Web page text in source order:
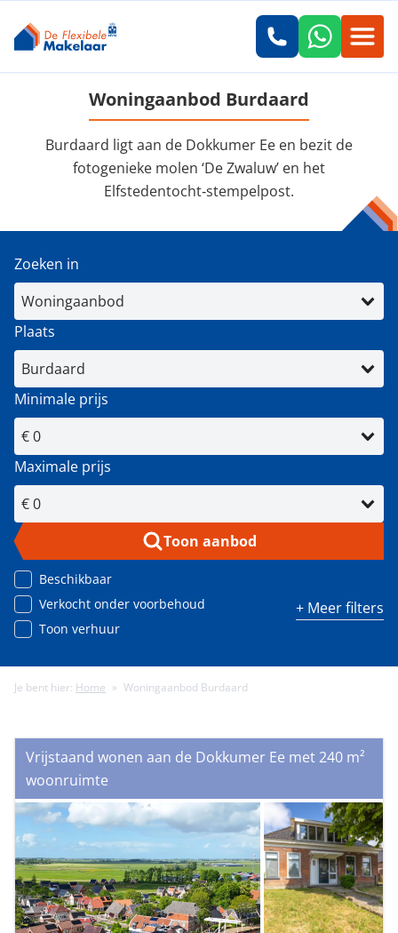
Woningaanbod Burdaard
Burdaard ligt aan de Dokkumer Ee en bezit de
fotogenieke molen ‘De Zwaluw’ en het
Elfstedentocht‑stempelpost.
Zoeken in
Plaats
Minimale prijs
Maximale prijs
Toon aanbod
Beschikbaar
Verkocht onder voorbehoud
Toon verhuur
+ Meer filters
Minimale energielabel
Minimale gebruiksoppervlakte (m²)
Minimale perceeloppervlakte (m²)
Minimaal aantal kamers
Je bent hier: Home » Woningaanbod Burdaard
Vrijstaand wonen aan de Dokkumer Ee met 240 m²
woonruimte